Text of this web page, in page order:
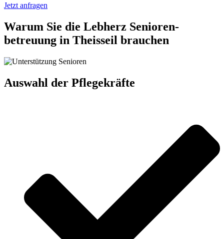
Jetzt anfragen
Warum Sie die Lebherz Senioren­
betreuung in Theisseil brauchen
Auswahl der Pflegekräfte